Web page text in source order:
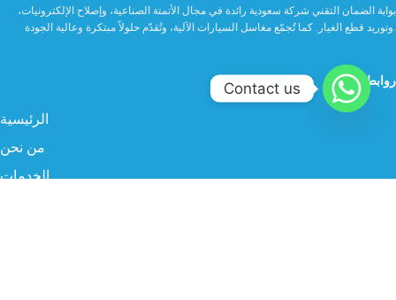
بوابة الضمان التقني شركة سعودية رائدة في مجال الأتمتة الصناعية، وإصلاح الإلكترونيات،
وتوريد قطع الغيار. كما تُجمّع مغاسل السيارات الآلية، وتُقدّم حلولاً مبتكرة وعالية الجودة.
روابط مهمة
الرئيسية
من نحن
الخدمات
Contact us